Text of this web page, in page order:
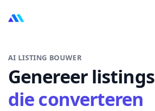
MarktMentor
AI LISTING BOUWER
Genereer listings
die converteren